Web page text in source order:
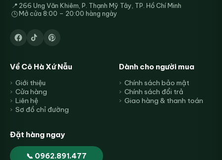
📍 266 Ung Văn Khiêm, P. Thạnh Mỹ Tây, TP. Hồ Chí Minh
🕒Mở cửa 8:00 – 20:00 hàng ngày
Về Cô Hà Xứ Nẫu
Giới thiệu
Cửa hàng
Liên hệ
Sơ đồ chỉ đường
Dành cho người mua
Chính sách bảo mật
Chính sách đổi trả
Giao hàng & thanh toán
Đặt hàng ngay
📞 0962.891.477